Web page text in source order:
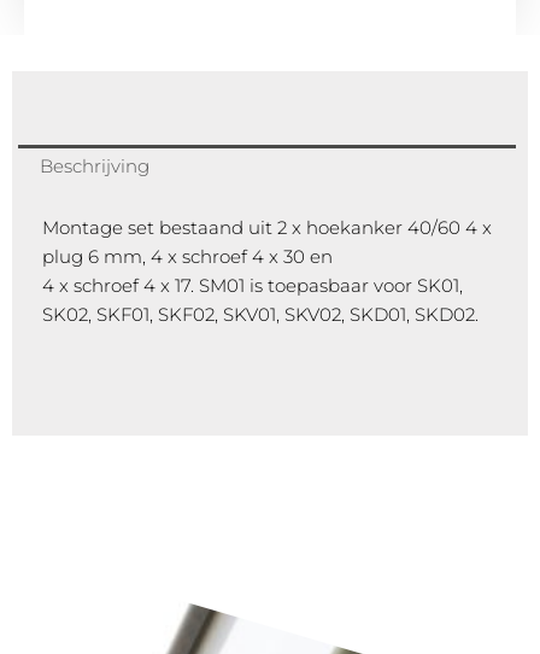
Beschrijving
Montage set bestaand uit 2 x hoekanker 40/60 4 x
plug 6 mm, 4 x schroef 4 x 30 en
4 x schroef 4 x 17. SM01 is toepasbaar voor SK01,
SK02, SKF01, SKF02, SKV01, SKV02, SKD01, SKD02.